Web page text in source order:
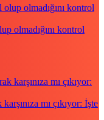
olmadığını kontrol
mı çıkıyor: İşte